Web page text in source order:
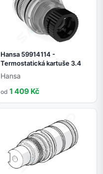
Hansa 59914114 -
Termostatická kartuše 3.4
Hansa
od 1 409 Kč